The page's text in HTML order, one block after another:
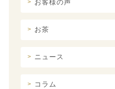
お客様の声
お茶
ニュース
コラム